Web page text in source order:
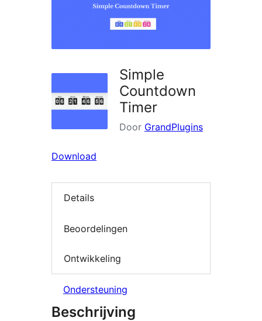
Simple
Countdown
Timer
Door GrandPlugins
Download
Details
Beoordelingen
Ontwikkeling
Ondersteuning
Beschrijving